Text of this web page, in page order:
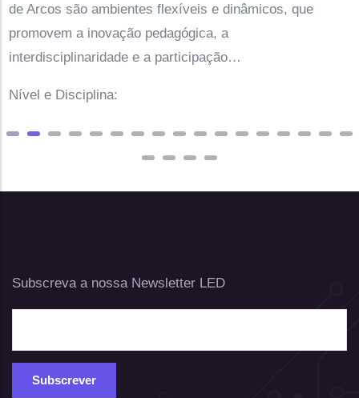
de Arcos são ambientes flexíveis e dinâmicos, que
promovem a inovação pedagógica, a
interdisciplinaridade e a participação…
Nível e Disciplina:
Subscreva a nossa Newsletter LED